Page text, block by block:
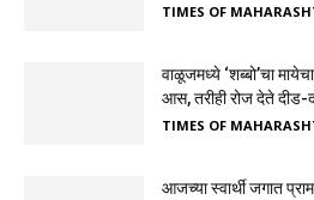
TIMES OF
वाळूजमध्ये ‘शब्बो’चा
आस, तरीही रोज देते दीड-
TIMES OF
आजच्या स्वार्थी जगात